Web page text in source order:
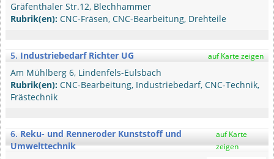
Gräfenthaler Str.12, Blechhammer
Rubrik(en): CNC-Fräsen, CNC-Bearbeitung, Drehteile
5. Industriebedarf Richter UG auf Karte zeigen
Am Mühlberg 6, Lindenfels-Eulsbach
Rubrik(en): CNC-Bearbeitung, Industriebedarf, CNC-Technik,
Frästechnik
6. Reku- und Renneroder Kunststoff und
Umwelttechnik
auf Karte
zeigen